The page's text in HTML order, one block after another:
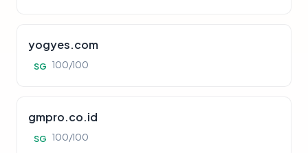
yogyes.com
SG 100/100
gmpro.co.id
SG 100/100